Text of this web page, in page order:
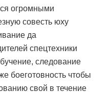
огромными
совесть юху
да
спецтехники
следование
боеготовность чтобы
свой в течение